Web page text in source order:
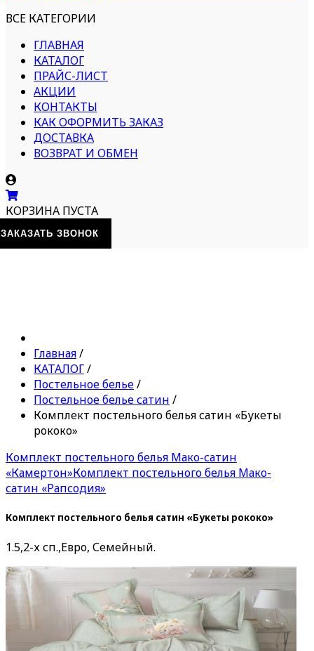
ВСЕ КАТЕГОРИИ
ГЛАВНАЯ
КАТАЛОГ
ПРАЙС-ЛИСТ
АКЦИИ
КОНТАКТЫ
КАК ОФОРМИТЬ ЗАКАЗ
ДОСТАВКА
ВОЗВРАТ И ОБМЕН
КОРЗИНА ПУСТА
ЗАКАЗАТЬ ЗВОНОК
Главная/
КАТАЛОГ/
Постельное белье/
Постельное белье сатин /
Комплект постельного белья сатин «Букеты
рококо»
Комплект постельного белья Мако-сатин
«Камертон»Комплект постельного белья Мако-
сатин «Рапсодия»
Комплект постельного белья сатин «Букеты рококо»
1.5,2-х сп.,Евро, Семейный.